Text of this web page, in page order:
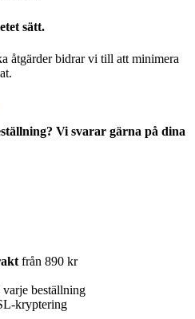
sätt.
åtgärder bidrar vi till att minimera
Vi svarar gärna på dina
från 890 kr
varje beställning
kryptering